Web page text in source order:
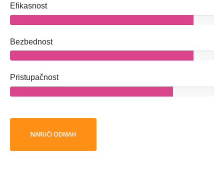
Efikasnost
Bezbednost
Pristupačnost
NARUČI ODMAH